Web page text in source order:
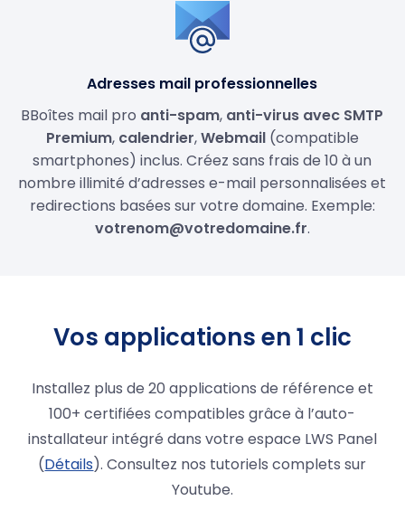
Adresses mail professionnelles
BBoîtes mail pro anti-spam, anti-virus avec SMTP
Premium, calendrier,Webmail(compatible
smartphones) inclus. Créez sans frais de 10 à un
nombre illimité d’adresses e-mail personnalisées et
redirections basées sur votre domaine. Exemple:
votrenom@votredomaine.fr.
Vos applications en 1 clic
Installez plus de 20 applications de référence et
100+ certifiées compatibles grâce à l’auto-
installateur intégré dans votre espace LWS Panel
(Détails). Consultez nos tutoriels complets sur
Youtube.